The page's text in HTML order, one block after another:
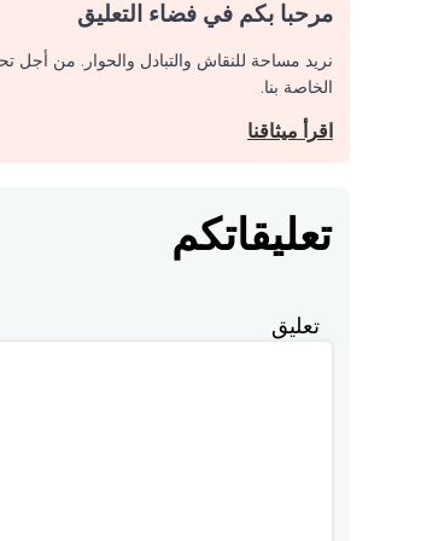
مرحبا بكم في فضاء التعليق
نريد مساحة للنقاش والتبادل والحوار. من أجل
الخاصة بنا.
اقرأ ميثاقنا
تعليقاتكم
تعليق